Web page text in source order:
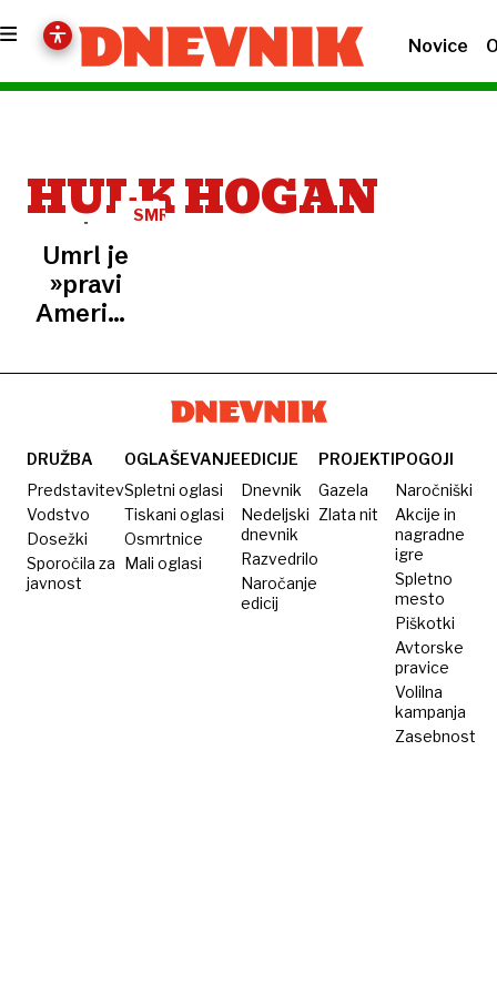
Novice
HULK HOGAN
SMRT
Umrl je
»pravi
Američan«
Hogan
DRUŽBA
Predstavitev
Vodstvo
Dosežki
Sporočila za
javnost
OGLAŠEVANJE
Spletni oglasi
Tiskani oglasi
Osmrtnice
Mali oglasi
EDICIJE
Dnevnik
Nedeljski
dnevnik
Razvedrilo
Naročanje
edicij
PROJEKTI
Gazela
Zlata nit
POGOJI
Naročniški
Akcije in
nagradne
igre
Spletno
mesto
Piškotki
Avtorske
pravice
Volilna
kampanja
Zasebnost